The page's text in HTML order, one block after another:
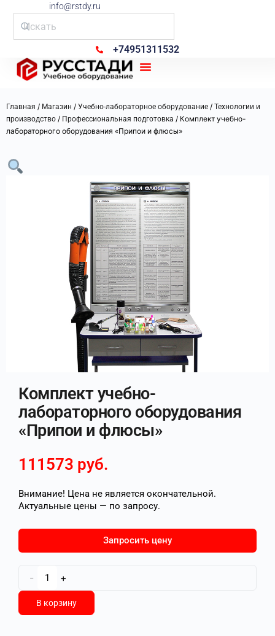
info@rstdy.ru
+74951311532
Главная / Магазин / Учебно-лабораторное оборудование / Технологии и
производство / Профессиональная подготовка / Комплект учебно-
лабораторного оборудования «Припои и флюсы»
Комплект учебно-
лабораторного оборудования
«Припои и флюсы»
111573 руб.
Внимание! Цена не является окончательной.
Актуальные цены — по запросу.
Запросить цену
- +
В корзину